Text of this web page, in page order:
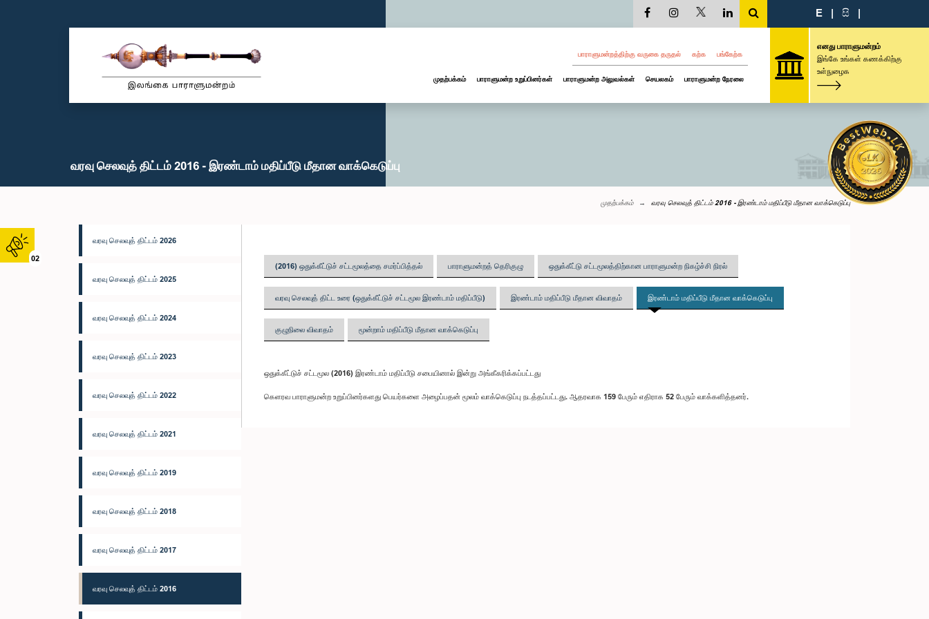
02
E | සි |
பாராளுமன்றத்திற்கு வருகை தருதல் கற்க பங்கேற்க
முதற்பக்கம் பாராளுமன்ற உறுப்பினர்கள் பாராளுமன்ற அலுவல்கள் செயலகம் பாராளுமன்ற நேரலை
எனது பாராளுமன்றம்
இங்கே உங்கள் கணக்கிற்கு
உள்நுழைக
வரவு செலவுத் திட்டம் 2016 - இரண்டாம் மதிப்பீடு மீதான வாக்கெடுப்பு
முதற்பக்கம் வரவு செலவுத் திட்டம் 2016 - இரண்டாம் மதிப்பீடு மீதான வாக்கெடுப்பு
வரவு செலவுத் திட்டம் 2026
வரவு செலவுத் திட்டம் 2025
வரவு செலவுத் திட்டம் 2024
வரவு செலவுத் திட்டம் 2023
வரவு செலவுத் திட்டம் 2022
வரவு செலவுத் திட்டம் 2021
வரவு செலவுத் திட்டம் 2019
வரவு செலவுத் திட்டம் 2018
வரவு செலவுத் திட்டம் 2017
வரவு செலவுத் திட்டம் 2016
(2016) ஒதுக்கீட்டுச் சட்டமூலத்தை சமர்ப்பித்தல் பாராளுமன்றத் தெரிகுழு ஒதுக்கீட்டு சட்டமூலத்திற்கான பாராளுமன்ற நிகழ்ச்சி நிரல்
வரவு செலவுத் திட்ட உரை (ஒதுக்கீட்டுச் சட்டமூல இரண்டாம் மதிப்பீடு) இரண்டாம் மதிப்பீடு மீதான விவாதம் இரண்டாம் மதிப்பீடு மீதான வாக்கெடுப்பு
குழுநிலை விவாதம் மூன்றாம் மதிப்பீடு மீதான வாக்கெடுப்பு
ஒதுக்கீட்டுச் சட்டமூல (2016) இரண்டாம் மதிப்பீடு சபையினால் இன்று அங்கீகரிக்கப்பட்டது
கெளரவ பாராளுமன்ற உறுப்பினர்களது பெயர்களை அழைப்பதன் மூலம் வாக்கெடுப்பு நடத்தப்பட்டது. ஆதரவாக 159 பேரும் எதிராக 52 பேரும் வாக்களித்தனர்.